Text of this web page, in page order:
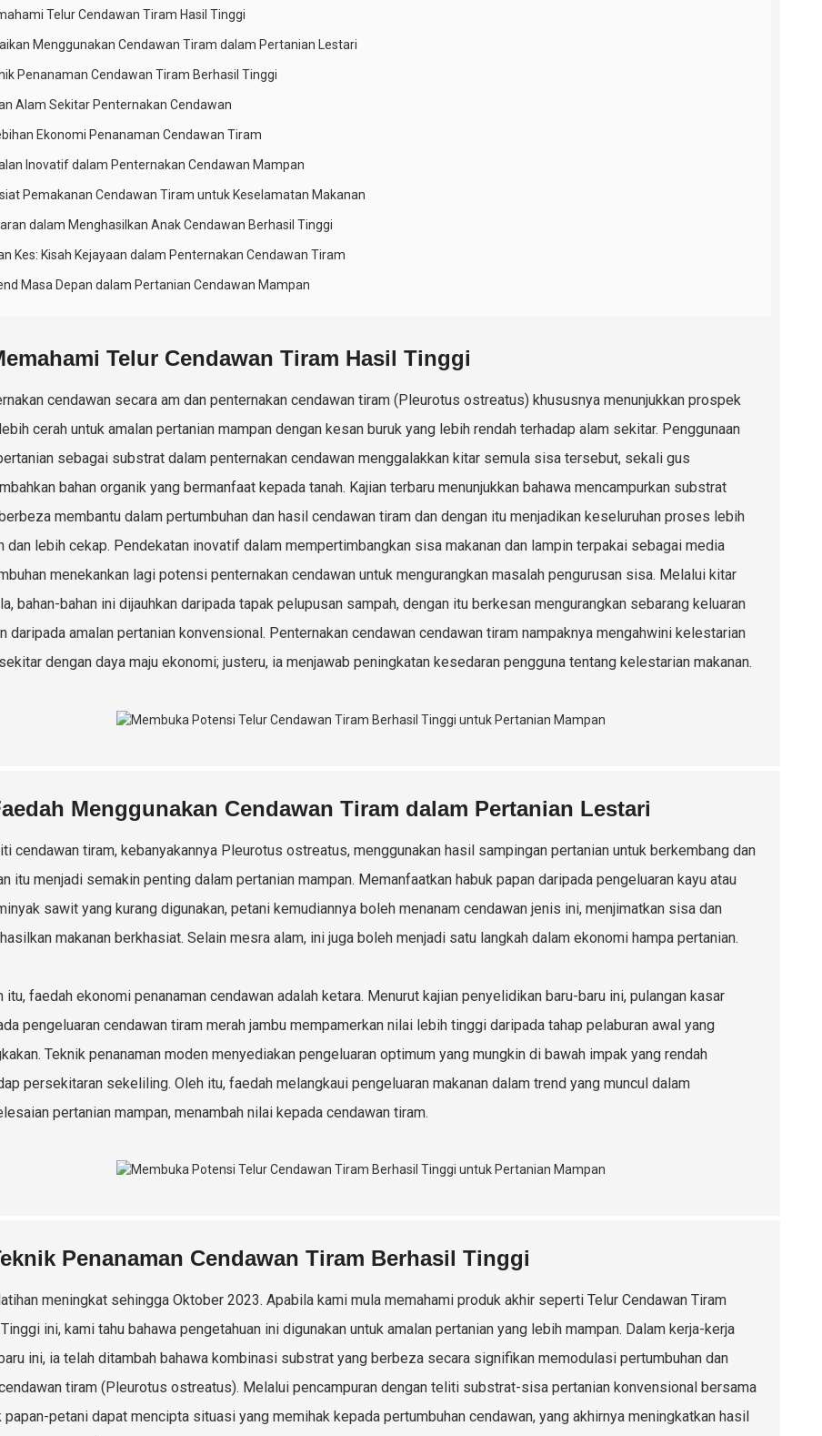
Telur Cendawan Tiram Hasil Tinggi
Menggunakan Cendawan Tiram dalam Pertanian Lestari
Penanaman Cendawan Tiram Berhasil Tinggi
Alam Sekitar Penternakan Cendawan
Ekonomi Penanaman Cendawan Tiram
Inovatif dalam Penternakan Cendawan Mampan
Pemakanan Cendawan Tiram untuk Keselamatan Makanan
dalam Menghasilkan Anak Cendawan Berhasil Tinggi
Kes: Kisah Kejayaan dalam Penternakan Cendawan Tiram
Masa Depan dalam Pertanian Cendawan Mampan
Telur Cendawan Tiram Hasil Tinggi
cendawan secara am dan penternakan cendawan tiram (Pleurotus ostreatus) khususnya menunjukkan prospek
cerah untuk amalan pertanian mampan dengan kesan buruk yang lebih rendah terhadap alam sekitar. Penggunaan
sebagai substrat dalam penternakan cendawan menggalakkan kitar semula sisa tersebut, sekali gus
bahan organik yang bermanfaat kepada tanah. Kajian terbaru menunjukkan bahawa mencampurkan substrat
membantu dalam pertumbuhan dan hasil cendawan tiram dan dengan itu menjadikan keseluruhan proses lebih
dan lebih cekap. Pendekatan inovatif dalam mempertimbangkan sisa makanan dan lampin terpakai sebagai media
menekankan lagi potensi penternakan cendawan untuk mengurangkan masalah pengurusan sisa. Melalui kitar
bahan-bahan ini dijauhkan daripada tapak pelupusan sampah, dengan itu berkesan mengurangkan sebarang keluaran
daripada amalan pertanian konvensional. Penternakan cendawan cendawan tiram nampaknya mengahwini kelestarian
dengan daya maju ekonomi; justeru, ia menjawab peningkatan kesedaran pengguna tentang kelestarian makanan.
Menggunakan Cendawan Tiram dalam Pertanian Lestari
cendawan tiram, kebanyakannya Pleurotus ostreatus, menggunakan hasil sampingan pertanian untuk berkembang dan
itu menjadi semakin penting dalam pertanian mampan. Memanfaatkan habuk papan daripada pengeluaran kayu atau
sawit yang kurang digunakan, petani kemudiannya boleh menanam cendawan jenis ini, menjimatkan sisa dan
makanan berkhasiat. Selain mesra alam, ini juga boleh menjadi satu langkah dalam ekonomi hampa pertanian.
itu, faedah ekonomi penanaman cendawan adalah ketara. Menurut kajian penyelidikan baru-baru ini, pulangan kasar
pengeluaran cendawan tiram merah jambu mempamerkan nilai lebih tinggi daripada tahap pelaburan awal yang
Teknik penanaman moden menyediakan pengeluaran optimum yang mungkin di bawah impak yang rendah
persekitaran sekeliling. Oleh itu, faedah melangkaui pengeluaran makanan dalam trend yang muncul dalam
pertanian mampan, menambah nilai kepada cendawan tiram.
Penanaman Cendawan Tiram Berhasil Tinggi
meningkat sehingga Oktober 2023. Apabila kami mula memahami produk akhir seperti Telur Cendawan Tiram
ini, kami tahu bahawa pengetahuan ini digunakan untuk amalan pertanian yang lebih mampan. Dalam kerja-kerja
ini, ia telah ditambah bahawa kombinasi substrat yang berbeza secara signifikan memodulasi pertumbuhan dan
tiram (Pleurotus ostreatus). Melalui pencampuran dengan teliti substrat-sisa pertanian konvensional bersama
papan-petani dapat mencipta situasi yang memihak kepada pertumbuhan cendawan, yang akhirnya meningkatkan hasil